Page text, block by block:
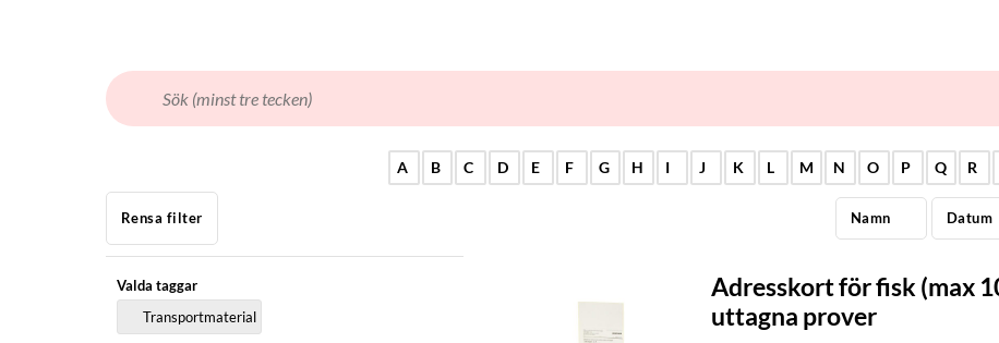
A B C D E F G H I J K L M N O P Q R
Rensa filter Namn Datum
Valda taggar
Transportmaterial
Adresskort för fisk (max
uttagna prover